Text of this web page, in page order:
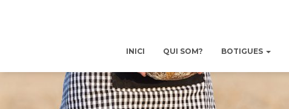
INICI QUI SOM? BOTIGUES